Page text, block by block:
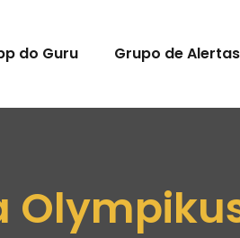
do Guru Grupo de